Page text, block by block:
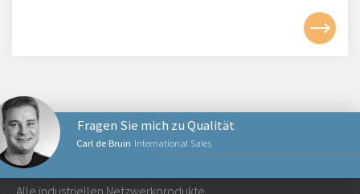
Carl de Bruin International Sales
Fragen Sie mich zu Qualität
NETZWERKPRODUKTE
Alle industriellen Netzwerkprodukte